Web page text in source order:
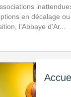
en décalage
l’Abbaye d’Ar...